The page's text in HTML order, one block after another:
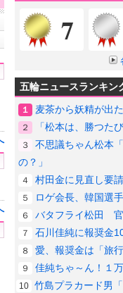
金メダル
7
五輪ニュースランキン
１ 麦茶から妖精が出
２ 「松本は、勝つた
３
不思議ちゃん松本
の？」
４ 村田金に見直し要
５ ロゲ会長、韓国選
６ バタフライ松田
７ 石川佳純に報奨金
８ 愛、報奨金は「旅行
９ 佳純ちゃ～ん！１
10 竹島プラカード男